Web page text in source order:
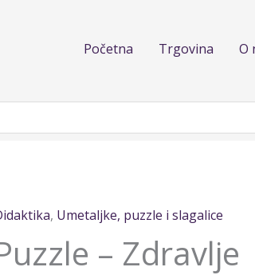
Početna Trgovina O
, Umetaljke, puzzle i slagalice
– Zdravlje